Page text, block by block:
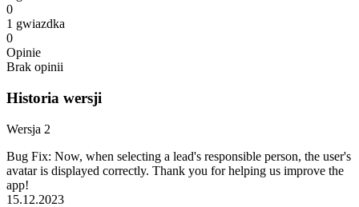
0
1 gwiazdka
0
Opinie
Brak opinii
Historia wersji
Wersja 2
Bug Fix: Now, when selecting a lead's responsible person, the user's
avatar is displayed correctly. Thank you for helping us improve the
app!
15.12.2023